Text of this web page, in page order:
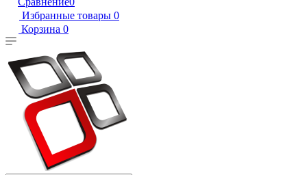
Избранные товары 0
Корзина 0